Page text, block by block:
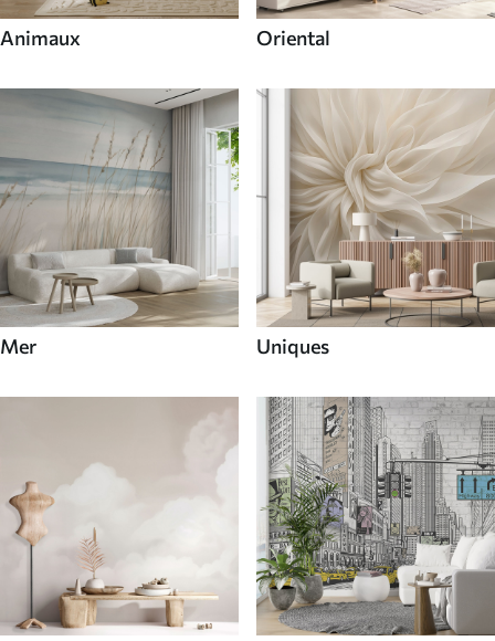
Animaux Oriental
Mer Uniques